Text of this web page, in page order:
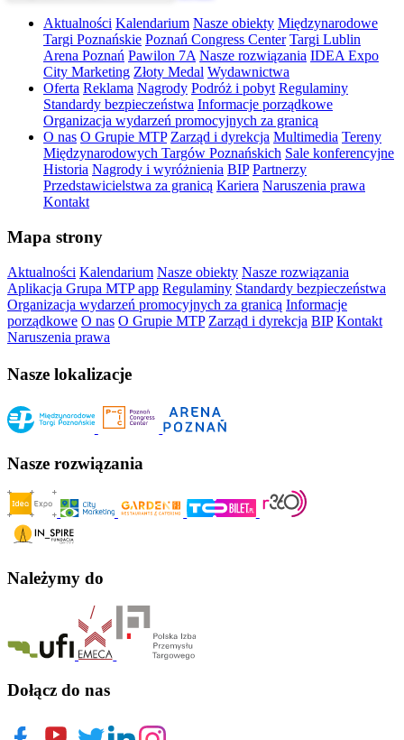
Aktualności Kalendarium Nasze obiekty Międzynarodowe
Targi Poznańskie Poznań Congress Center Targi Lublin
Arena Poznań Pawilon 7A Nasze rozwiązania IDEA Expo
City Marketing Złoty Medal Wydawnictwa
Oferta Reklama Nagrody Podróż i pobyt Regulaminy
Standardy bezpieczeństwa Informacje porządkowe
Organizacja wydarzeń promocyjnych za granicą
O nas O Grupie MTP Zarząd i dyrekcja Multimedia Tereny
Międzynarodowych Targów Poznańskich Sale konferencyjne
Historia Nagrody i wyróżnienia BIP Partnerzy
Przedstawicielstwa za granicą Kariera Naruszenia prawa
Kontakt
Mapa strony
Aktualności Kalendarium Nasze obiekty Nasze rozwiązania
Aplikacja Grupa MTP app Regulaminy Standardy bezpieczeństwa
Organizacja wydarzeń promocyjnych za granicą Informacje
porządkowe O nas O Grupie MTP Zarząd i dyrekcja BIP Kontakt
Naruszenia prawa
Nasze lokalizacje
Nasze rozwiązania
Należymy do
Dołącz do nas